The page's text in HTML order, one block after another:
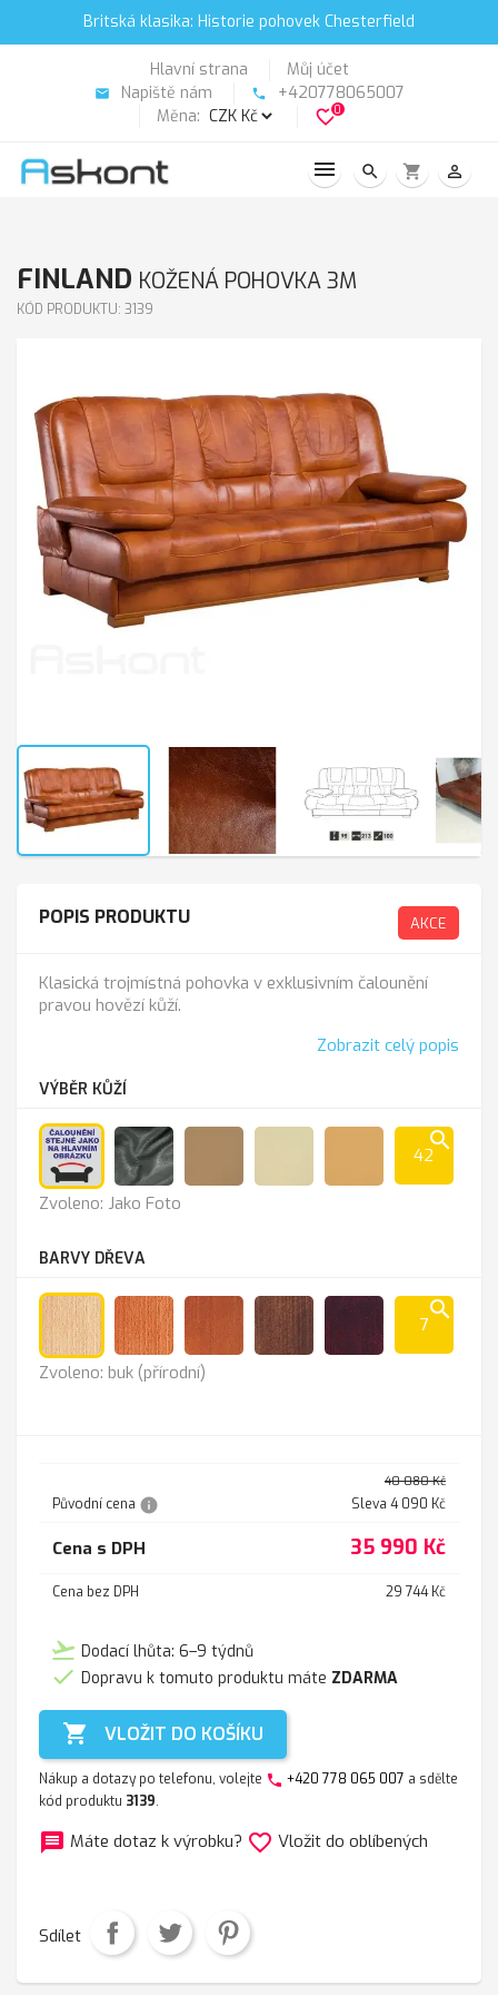
Britská klasika: Historie pohovek Chesterfield
Hlavní strana Můj účet
email Napiště nám phone
+420778065007
Měna:
favorite_border0
search shopping_cart person_outline
FINLAND KOŽENÁ POHOVKA 3M
KÓD PRODUKTU: 3139
POPIS PRODUKTU AKCE
Klasická trojmístná pohovka v exklusivním čalounění
pravou hovězí kůží.
Zobrazit celý popis
VÝBĚR KŮŽÍ
Jako
Anthrazit
search
42
Zvoleno: Jako Foto
BARVY DŘEVA
buk
(přírodní)
olše
search
7
Zvoleno: buk (přírodní)
Původní cena info
40 080 Kč
Sleva 4 090 Kč
Cena s DPH 35 990 Kč
Cena bez DPH 29 744 Kč
flight_takeoff Dodací lhůta: 6–9 týdnů
 Dopravu k tomuto produktu máte ZDARMA
 VLOŽIT DO KOŠÍKU
Nákup a dotazy po telefonu, volejte phone +420 778 065 007 a sdělte
kód produktu 3139.
message Máte dotaz k výrobku? favorite_border Vložit do oblíbených
Sdílet